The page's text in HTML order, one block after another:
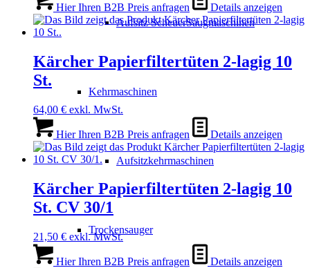
Aufsitz ScheuerSaugmaschinen
Kehrmaschinen
Aufsitzkehrmaschinen
Trockensauger
Hier Ihren B2B Preis anfragen Details anzeigen
Kärcher Papierfiltertüten 2-lagig 10
St.
64,00 € exkl. MwSt.
Hier Ihren B2B Preis anfragen Details anzeigen
Kärcher Papierfiltertüten 2-lagig 10
St. CV 30/1
21,50 € exkl. MwSt.
Hier Ihren B2B Preis anfragen Details anzeigen